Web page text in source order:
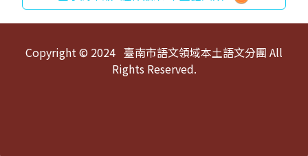
頁尾區域內容
Copyright © 2024 臺南市語文領域本土語文分團 All
Rights Reserved.